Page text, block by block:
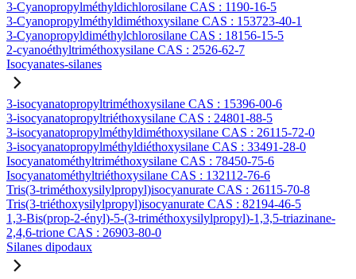
3-Cyanopropylméthyldichlorosilane CAS : 1190-16-5
3-Cyanopropylméthyldiméthoxysilane CAS : 153723-40-1
3-Cyanopropyldiméthylchlorosilane CAS : 18156-15-5
2-cyanoéthyltriméthoxysilane CAS : 2526-62-7
Isocyanates-silanes
3-isocyanatopropyltriméthoxysilane CAS : 15396-00-6
3-isocyanatopropyltriéthoxysilane CAS : 24801-88-5
3-isocyanatopropylméthyldiméthoxysilane CAS : 26115-72-0
3-isocyanatopropylméthyldiéthoxysilane CAS : 33491-28-0
Isocyanatométhyltriméthoxysilane CAS : 78450-75-6
Isocyanatométhyltriéthoxysilane CAS : 132112-76-6
Tris(3-triméthoxysilylpropyl)isocyanurate CAS : 26115-70-8
Tris(3-triéthoxysilylpropyl)isocyanurate CAS : 82194-46-5
1,3-Bis(prop-2-ényl)-5-(3-triméthoxysilylpropyl)-1,3,5-triazinane-
2,4,6-trione CAS : 26903-80-0
Silanes dipodaux